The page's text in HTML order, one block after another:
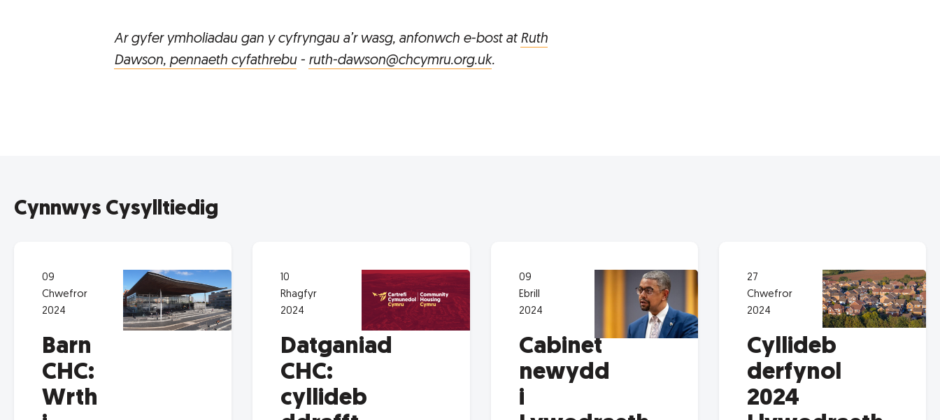
Ar gyfer ymholiadau gan y cyfryngau a’r wasg, anfonwch e-bost at Ruth
Dawson, pennaeth cyfathrebu- ruth-dawson@chcymru.org.uk.
Cynnwys Cysylltiedig
09
Chwefror
2024
Barn
CHC:
Wrth
10
Rhagfyr
2024
Datganiad
CHC:
cyllideb
09
Ebrill
2024
Cabinet
newydd
i
27
Chwefror
2024
Cyllideb
derfynol
2024